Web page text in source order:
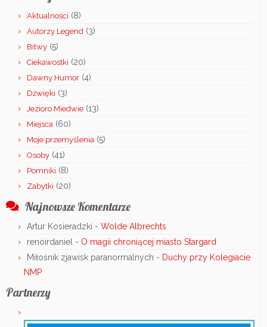
Aktualności (8)
Autorzy Legend (3)
Bitwy (5)
Ciekawostki (20)
Dawny Humor (4)
Dźwięki (3)
Jezioro Miedwie (13)
Miejsca (60)
Moje przemyślenia (5)
Osoby (41)
Pomniki (8)
Zabytki (20)
Najnowsze Komentarze
Artur Kosieradzki - Wolde Albrechts
renoirdaniel - O magii chroniącej miasto Stargard
Miłośnik zjawisk paranormalnych - Duchy przy Kolegiacie
NMP
Partnerzy